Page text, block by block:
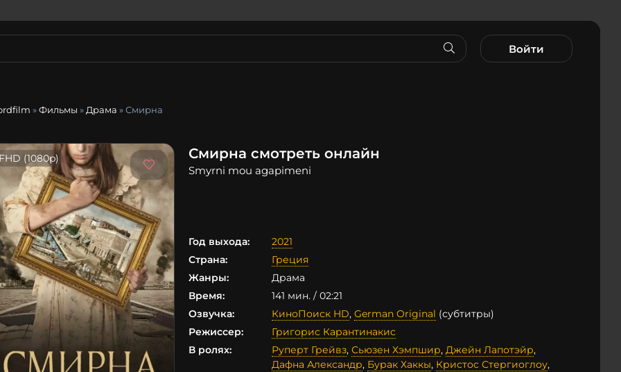
Войти
»Фильмы » Драма » Смирна
(1080p) Смирна смотреть онлайн
Smyrni mou agapimeni
Год выхода:
2021
Страна:
Греция
Жанры:
Драма
Время:
141 мин. / 02:21
Озвучка:
КиноПоиск HD, German Original (субтитры)
Режиссер:
Григорис Карантинакис
В ролях:
Руперт Грейвз, Сьюзен Хэмпшир, Джейн Лапотэйр,
Дафна Александр, Бурак Хаккы, Кристос Стергиоглоу,